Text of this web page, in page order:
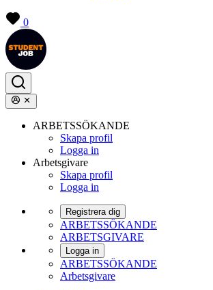
0
ARBETSSÖKANDE
Skapa profil
Logga in
Arbetsgivare
Skapa profil
Logga in
Registrera dig
ARBETSSÖKANDE
ARBETSGIVARE
Logga in
ARBETSSÖKANDE
Arbetsgivare